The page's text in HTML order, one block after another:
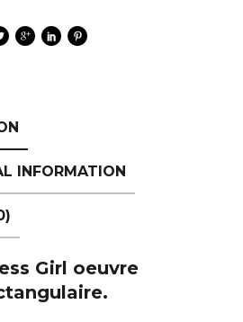
INFORMATION
Girl oeuvre